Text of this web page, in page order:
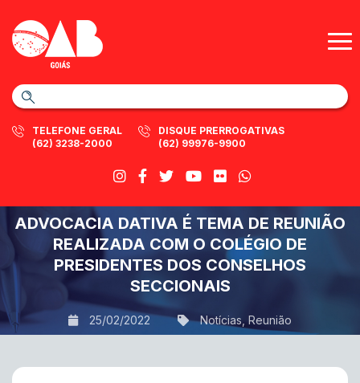
TELEFONE GERAL
(62) 3238-2000
DISQUE PRERROGATIVAS
(62) 99976-9900
ADVOCACIA DATIVA É TEMA DE REUNIÃO
REALIZADA COM O COLÉGIO DE
PRESIDENTES DOS CONSELHOS
SECCIONAIS
25/02/2022 Notícias Reunião